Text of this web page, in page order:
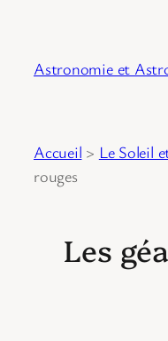
Astronomie et
Accueil > Le Soleil
rouges
Les